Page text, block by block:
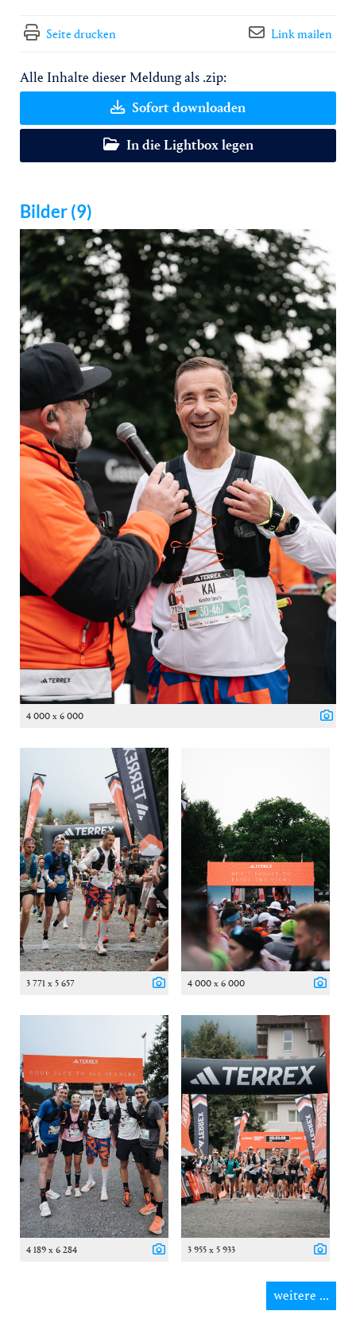
Seite drucken Link mailen
Alle Inhalte dieser Meldung als .zip:
Sofort downloaden
In die Lightbox legen
Bilder (9)
4 000 x 6 000
3 771 x 5 657 4 000 x 6 000
4 189 x 6 284 3 955 x 5 933
weitere ...